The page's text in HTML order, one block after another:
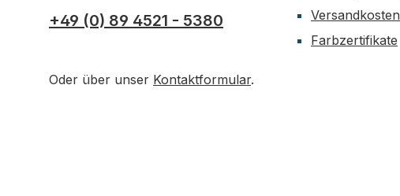
+49 (0) 89 4521 - 5380
Oder über unser Kontaktformular.
Versandkosten
Farbzertifikate